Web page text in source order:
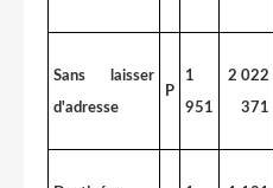
Sans laisser
d'adresse
P
1
951
2 022
371